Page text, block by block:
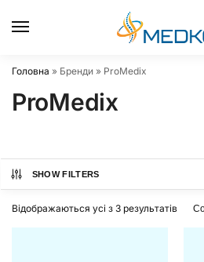
Головна » Бренди » ProMedix
ProMedix
SHOW FILTERS
Відображаються усі з 3 результатів